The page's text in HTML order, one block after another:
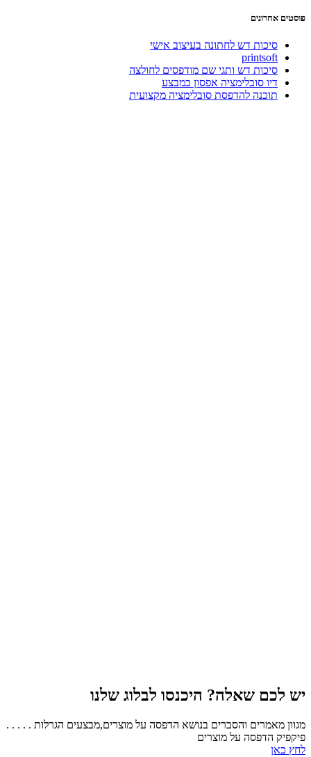
פוסטים אחרונים
סיכות דש לחתונה בעיצוב אישי
printsoft
סיכות דש ותגי שם מודפסים לחולצה
דיו סובלימציה אפסון במבצע
תוכנה להדפסת סובלימציה מקצועית
יש לכם שאלה? היכנסו לבלוג שלנו
מגוון מאמרים והסברים בנושא הדפסה על מוצרים,מבצעים הגרלות . . . . .
פיקפיק הדפסה על מוצרים
לחץ כאן